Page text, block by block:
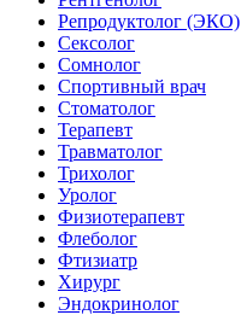
Репродуктолог (ЭКО)
Сексолог
Сомнолог
Спортивный врач
Стоматолог
Терапевт
Травматолог
Трихолог
Уролог
Физиотерапевт
Флеболог
Фтизиатр
Хирург
Эндокринолог